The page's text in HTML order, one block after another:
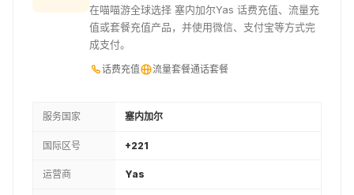
3500XOF
¥51.14
7USD
4000XOF
¥62.2
¥65.81
4920XOF
¥71.9
在喵喵游全球选择 塞内加尔Yas 话费充值、流量充
值或套餐充值产品，并使用微信、支付宝等方式完
成支付。
话费充值 流量套餐通话套餐
服务国家 塞内加尔
国际区号 +221
运营商 Yas